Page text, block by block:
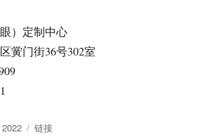
）定制中心
黉门街36号302室
格
链接